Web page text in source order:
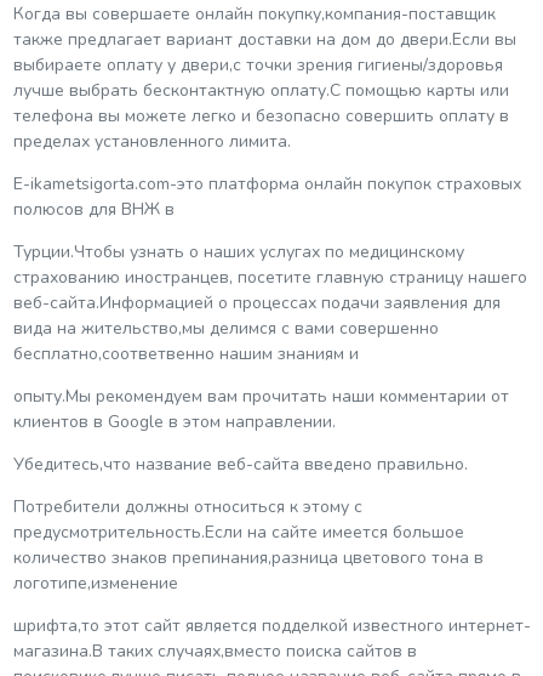
Когда вы совершаете онлайн покупку,компания-поставщик
также предлагает вариант доставки на дом до двери.Если вы
выбираете оплату у двери,с точки зрения гигиены/здоровья
лучше выбрать бесконтактную оплату.С помощью карты или
телефона вы можете легко и безопасно совершить оплату в
пределах установленного лимита.
E-ikametsigorta.com-это платформа онлайн покупок страховых
полюсов для ВНЖ в
Турции.Чтобы узнать о наших услугах по медицинскому
страхованию иностранцев, посетите главную страницу нашего
веб-сайта.Информацией о процессах подачи заявления для
вида на жительство,мы делимся с вами совершенно
бесплатно,соответвенно нашим знаниям и
опыту.Мы рекомендуем вам прочитать наши комментарии от
клиентов в Google в этом направлении.
Убедитесь,что название веб-сайта введено правильно.
Потребители должны относиться к этому с
предусмотрительность.Если на сайте имеется большое
количество знаков препинания,разница цветового тона в
логотипе,изменение
шрифта,то этот сайт является подделкой известного интернет-
магазина.В таких случаях,вместо поиска сайтов в